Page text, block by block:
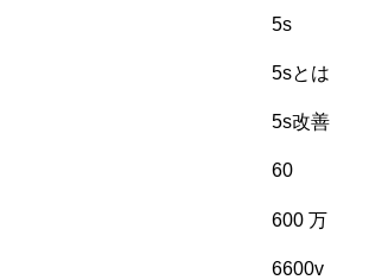
5s
5sとは
5s改善
60
600 万
6600v